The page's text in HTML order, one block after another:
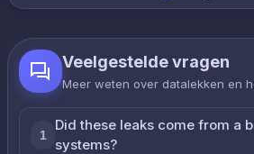
Veelgestelde vragen
Meer weten over datalekken en
1
Did these leaks come from a
systems?